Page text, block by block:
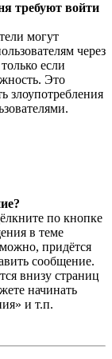
требуют войти
могут
через
если
Это
злоупотребления
по кнопке
в теме
придётся
сообщение.
внизу страниц
начинать
и т.п.